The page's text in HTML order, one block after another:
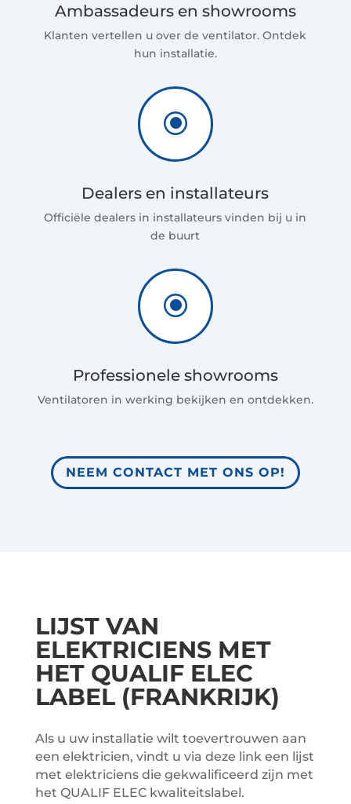
Ambassadeurs en showrooms
Klanten vertellen u over de ventilator. Ontdek
hun installatie.
\
Dealers en installateurs
Officiële dealers in installateurs vinden bij u in
de buurt
\
Professionele showrooms
Ventilatoren in werking bekijken en ontdekken.
NEEM CONTACT MET ONS OP!
LIJST VAN
ELEKTRICIENS MET
HET QUALIF ELEC
LABEL (FRANKRIJK)
Als u uw installatie wilt toevertrouwen aan
een elektricien, vindt u via deze link een lijst
met elektriciens die gekwalificeerd zijn met
het QUALIF ELEC kwaliteitslabel.